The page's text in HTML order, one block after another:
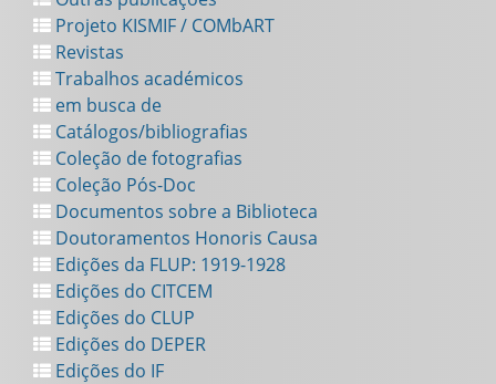
Projeto KISMIF / COMbART
Revistas
Trabalhos académicos
em busca de
Catálogos/bibliografias
Coleção de fotografias
Coleção Pós-Doc
Documentos sobre a Biblioteca
Doutoramentos Honoris Causa
Edições da FLUP: 1919-1928
Edições do CITCEM
Edições do CLUP
Edições do DEPER
Edições do IF